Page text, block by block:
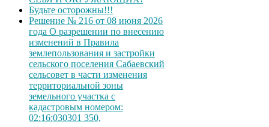
Будьте осторожны!!!
Решение № 216 от 08 июня 2026
года О разрешении по внесению
изменений в Правила
землепользования и застройки
сельского поселения Сабаевский
сельсовет в части изменения
территориальной зоны
земельного участка с
кадастровым номером:
02:16:030301 350,